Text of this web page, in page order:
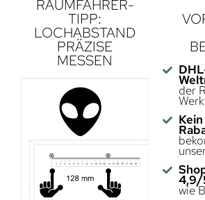
RAUMFAHRER-
TIPP:
LOCHABSTAND
PRÄZISE
MESSEN
der
4,9/
wie